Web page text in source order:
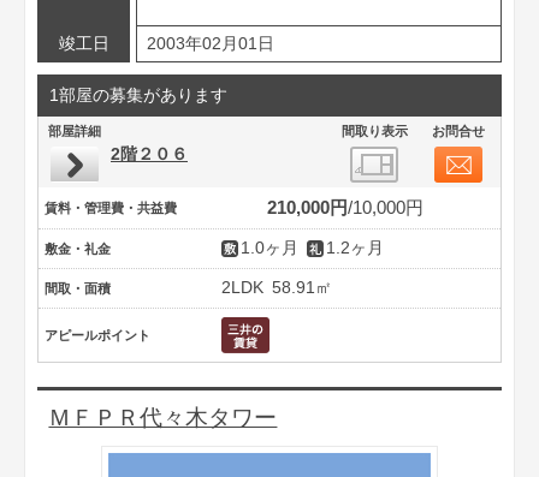
竣工日 2003年02月01日
1部屋の募集があります
部屋詳細 間取り表示 お問合せ
2階２０６
賃料・管理費・共益費 210,000円 10,000円
敷金・礼金 1.0ヶ月 1.2ヶ月
間取・面積 2LDK 58.91㎡
アピールポイント
ＭＦＰＲ代々木タワー